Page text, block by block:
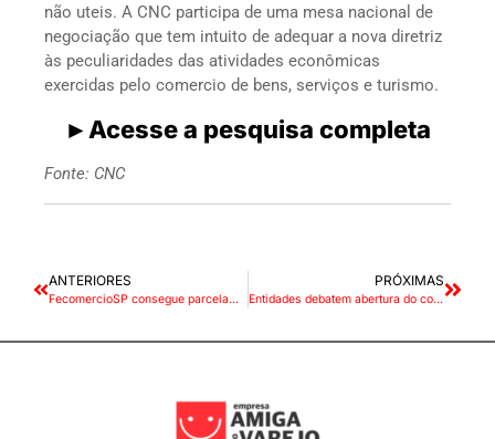
não uteis. A CNC participa de uma mesa nacional de
negociação que tem intuito de adequar a nova diretriz
às peculiaridades das atividades econômicas
exercidas pelo comercio de bens, serviços e turismo.
►Acesse a pesquisa completa
Fonte: CNC
ANTERIORES
FecomercioSP consegue parcelamento do ICMS relativo às vendas de dezembro
PRÓXIMAS
Entidades debatem abertura do comércio aos domingos e feriados